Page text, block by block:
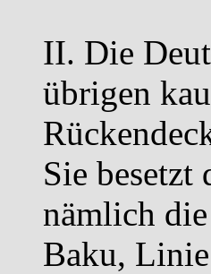
II. Die
übrigen
Sie
nämlich
Baku,